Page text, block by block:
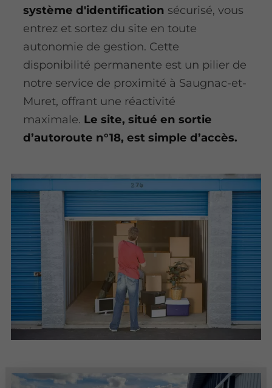
système d'identification sécurisé, vous
entrez et sortez du site en toute
autonomie de gestion. Cette
disponibilité permanente est un pilier de
notre service de proximité à Saugnac-et-
Muret, offrant une réactivité
maximale. Le site, situé en sortie
d’autoroute n°18, est simple d’accès.